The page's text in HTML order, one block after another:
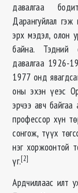
давалгаа
Дарангуйлал гэж
эрх мэдэл, олон
байна. Тэдний
давалгаа 1926-
1977 онд
оны эхэн үеэс
эрчээ авч
профессор хүн
сонгож, түүх
нэг хоржоонтой
үг.[2]
Ардчиллаас илт